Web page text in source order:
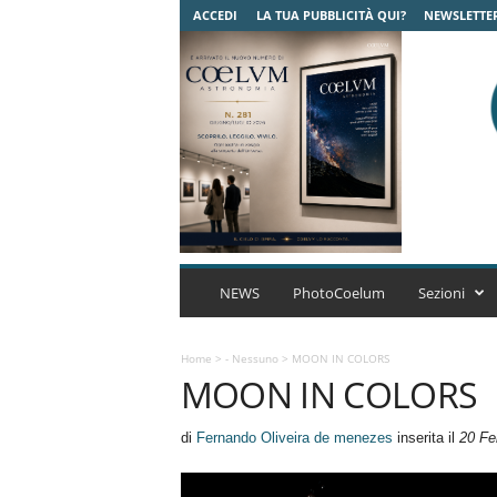
ACCEDI LA TUA PUBBLICITÀ QUI?
C
A
r
NEWS PhotoCoelum Sezioni
Home > - Nessuno> MOON IN COLORS
MOON IN COLORS
di Fernando Oliveira de menezes inserita il 20